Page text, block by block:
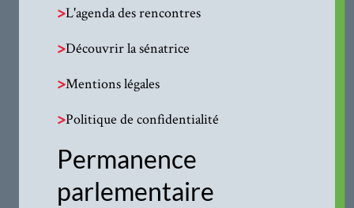
>L'agenda des rencontres
>Découvrir la sénatrice
>Mentions légales
>Politique de confidentialité
Permanence
parlementaire